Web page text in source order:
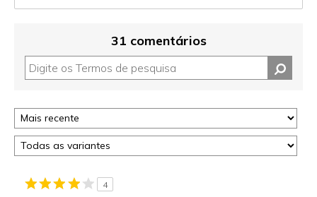
31 comentários
4